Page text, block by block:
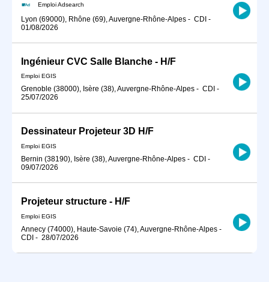
Emploi Adsearch
Lyon (69000), Rhône (69), Auvergne-Rhône-Alpes - CDI -
01/08/2026
Ingénieur CVC Salle Blanche - H/F
Emploi EGIS
Grenoble (38000), Isère (38), Auvergne-Rhône-Alpes - CDI -
25/07/2026
Dessinateur Projeteur 3D H/F
Emploi EGIS
Bernin (38190), Isère (38), Auvergne-Rhône-Alpes - CDI -
09/07/2026
Projeteur structure - H/F
Emploi EGIS
Annecy (74000), Haute-Savoie (74), Auvergne-Rhône-Alpes -
CDI - 28/07/2026